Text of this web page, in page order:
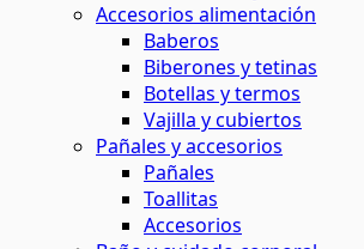
Accesorios alimentación
Baberos
Biberones y tetinas
Botellas y termos
Vajilla y cubiertos
Pañales y accesorios
Pañales
Toallitas
Accesorios